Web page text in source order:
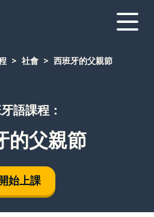
社會 西班牙的父親節
語課程：
的父親節
始上課